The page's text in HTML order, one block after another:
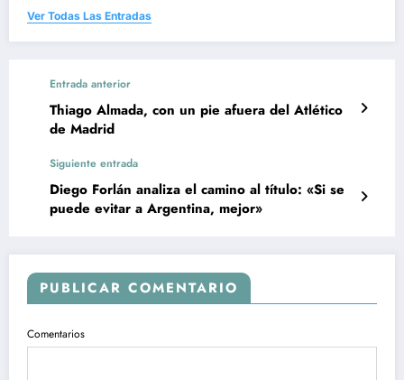
Ver Todas Las Entradas
Entrada anterior
Thiago Almada, con un pie afuera del Atlético
de Madrid
Siguiente entrada
Diego Forlán analiza el camino al título: «Si se
puede evitar a Argentina, mejor»
PUBLICAR COMENTARIO
Comentarios